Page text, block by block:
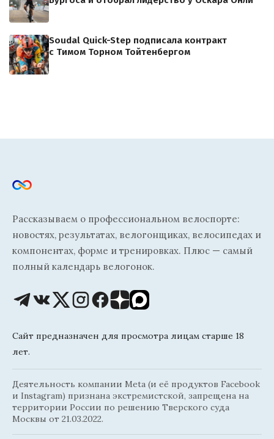
Soudal Quick-Step подписала контракт
с Тимом Торном Тойтенбергом
Рассказываем о профессиональном велоспорте:
новостях, результатах, велогонщиках, велосипедах и
компонентах, форме и тренировках. Плюс — самый
полный календарь велогонок.
Сайт предназначен для просмотра лицам старше 18
лет.
Деятельность компании Meta (и её продуктов Facebook
и Instagram) признана экстремистской, запрещена на
территории России по решению Тверского суда
Москвы от 21.03.2022.